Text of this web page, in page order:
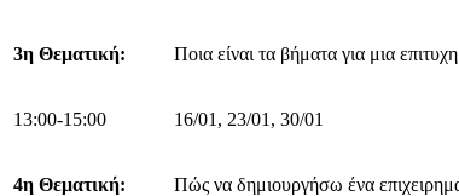
3η Θεματική: Ποια είναι τα βήματα για μια
13:00-15:00 16/01, 23/01, 30/01
4η Θεματική: Πώς να δημιουργήσω ένα